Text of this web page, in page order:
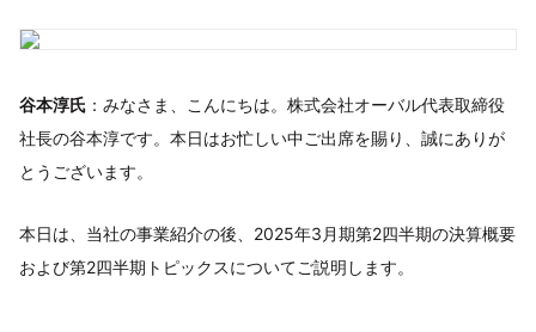
谷本淳氏 ：みなさま、こんにちは。株式会社オーバル代表取締役
社長の谷本淳です。本日はお忙しい中ご出席を賜り、誠にありが
とうございます。
本日は、当社の事業紹介の後、2025年3月期第2四半期の決算概要
および第2四半期トピックスについてご説明します。